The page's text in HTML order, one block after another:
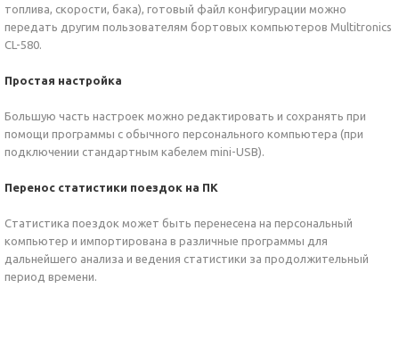
топлива, скорости, бака), готовый файл конфигурации можно
передать другим пользователям бортовых компьютеров Multitronics
CL-580.
Простая настройка
Большую часть настроек можно редактировать и сохранять при
помощи программы с обычного персонального компьютера (при
подключении стандартным кабелем mini-USB).
Перенос статистики поездок на ПК
Статистика поездок может быть перенесена на персональный
компьютер и импортирована в различные программы для
дальнейшего анализа и ведения статистики за продолжительный
период времени.